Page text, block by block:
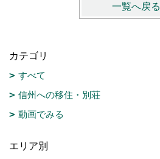
一覧へ戻る
カテゴリ
すべて
信州への移住・別荘
動画でみる
エリア別